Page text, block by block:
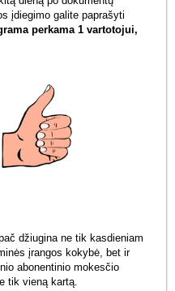
įdiegimo galite paprašyti
perkama 1 vartotojui,
džiugina ne tik kasdieniam
įrangos kokybė, bet ir
abonentinio mokesčio
tik vieną kartą.